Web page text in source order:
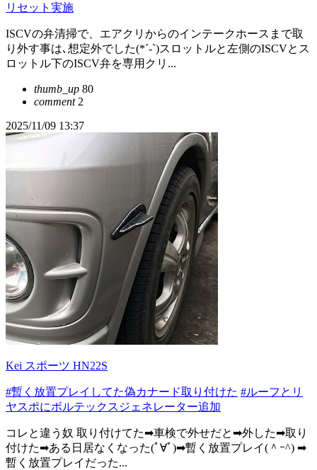
リセット実施
ISCVの弁清掃で、エアクリからのインテークホースまで取
り外す事は､想定外でした(*´-`)スロットルと左側のISCVとス
ロットル下のISCV弁を専用クリ...
thumb_up 80
comment2
2025/11/09 13:37
Kei スポーツ HN22S
#暫く放置プレイしてた偽カナード取り付けた #ルーフとリ
ヤスポにボルテックスジェネレーター追加
コレと違う奴 取り付けてた➡︎車検で外せだと➡︎外した➡︎取り
付けた➡︎ある日居なくなった(ﾟ∀ﾟ)➡︎暫く放置プレイ(＾ｰ^) ➡︎
暫く放置プレイだった...